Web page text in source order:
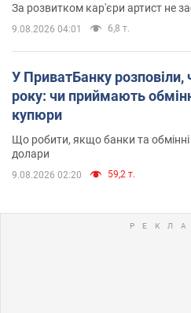
За розвитком кар'єри артист не
9.08.2026 04:01 6,8 т.
У ПриватБанку розповіли,
року: чи приймають
купюри
Що робити, якщо банки та
долари
9.08.2026 02:20 59,2 т.